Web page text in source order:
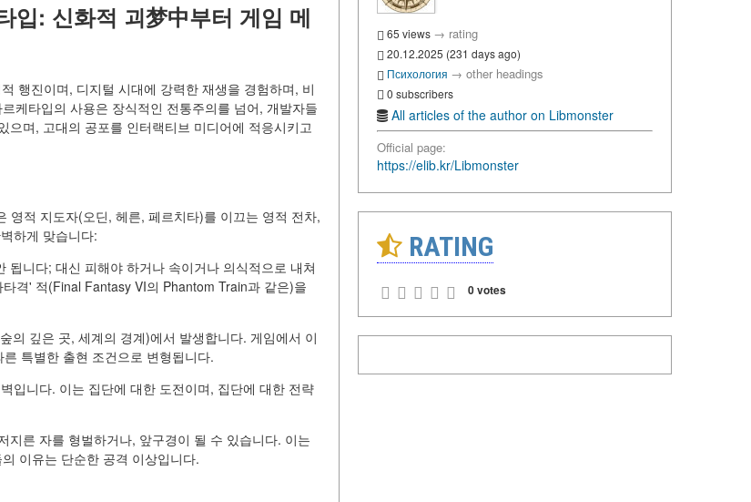
입: 신화적 괴梦中부터 게임 메
행진이며, 디지털 시대에 강력한 재생을 경험하며, 비
케타입의 사용은 장식적인 전통주의를 넘어, 개발자들
며, 고대의 공포를 인터랙티브 미디어에 적응시키고
적 지도자(오딘, 헤른, 페르치타)를 이끄는 영적 전차,
하게 맞습니다:
니다; 대신 피해야 하거나 속이거나 의식적으로 내쳐
격' 적(Final Fantasy VI의 Phantom Train과 같은)을
의 깊은 곳, 세계의 경계)에서 발생합니다. 게임에서 이
특별한 출현 조건으로 변형됩니다.
입니다. 이는 집단에 대한 도전이며, 집단에 대한 전략
른 자를 형벌하거나, 앞구경이 될 수 있습니다. 이는
이유는 단순한 공격 이상입니다.
65 views → rating
20.12.2025 (231 days ago)
Психология → other headings
0 subscribers
All articles of the author on Libmonster
Official page:
https://elib.kr/Libmonster
RATING
0 votes